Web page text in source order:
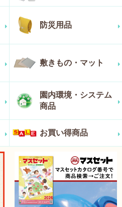
防災用品
敷きもの・マット
園内環境・システム
商品
お買い得商品